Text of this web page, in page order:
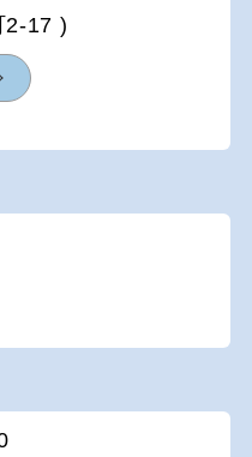
2-17 )